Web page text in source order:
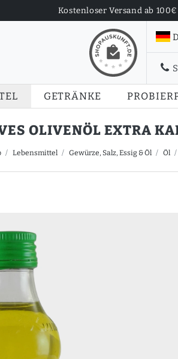
Kostenloser Versand ab
GETRÄNKE
OLIVENÖL EXTRA
Lebensmittel Gewürze, Salz, Essig & Öl Öl